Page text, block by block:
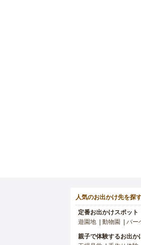
人気のお出かけ先を探
定番お出かけスポット
遊園地
動物園 バー
親子で体験するお出か